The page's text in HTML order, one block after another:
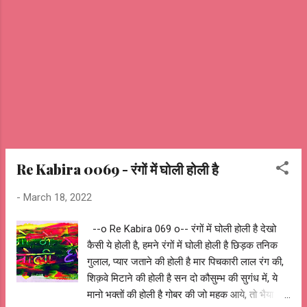
Re Kabira 0069 - रंगों में घोली होली है
- March 18, 2022
--o Re Kabira 069 o-- रंगों में घोली होली है देखो
कैसी ये होली है, हमने रंगों में घोली होली है छिड़क तनिक
गुलाल, प्यार जताने की होली है मार पिचकारी लाल रंग की,
शिक़वे मिटाने की होली है सन दो कौसुम्भ की सुगंध में, ये
मानो भक्तों की होली है गोबर की जो महक आये, तो भैया